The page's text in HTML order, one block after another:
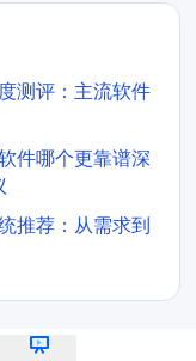
测评：主流软件
件哪个更靠谱深
推荐：从需求到